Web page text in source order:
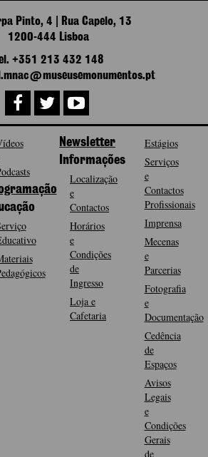
Pinto, 4 | Rua Capelo, 13
1200-444 Lisboa
+351 213 432 148
Newsletter
Informações
Localização
e
Contactos
Horários
e
Condições
de
Ingresso
Loja e
Cafetaria
Estágios
Serviços
e
Contactos
Profissionais
Imprensa
Mecenas
e
Parcerias
Fotografia
e
Documentação
Cedência
de
Espaços
Avisos
Legais
e
Condições
Gerais
de